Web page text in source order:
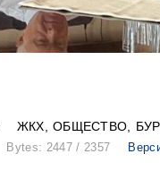
ЖКХ ОБЩЕСТВО
Bytes: 2447 / 2357